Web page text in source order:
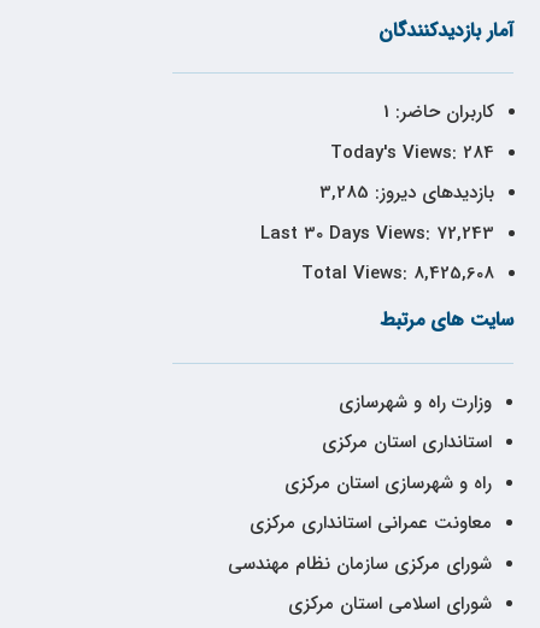
آمار بازدیدکنندگان
کاربران حاضر: 1
Today's Views: 284
بازدیدهای دیروز: 3,285
Last 30 Days Views: 72,243
Total Views: 8,425,608
سایت های مرتبط
وزارت راه و شهرسازی
استانداری استان مرکزی
راه و شهرسازی استان مرکزی
معاونت عمرانی استانداری مرکزی
شورای مرکزی سازمان نظام مهندسی
شورای اسلامی استان مرکزی